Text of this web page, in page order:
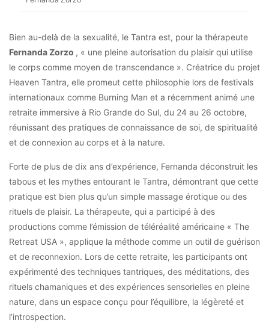
Bien au-delà de la sexualité, le Tantra est, pour la thérapeute
Fernanda Zorzo , « une pleine autorisation du plaisir qui utilise
le corps comme moyen de transcendance ». Créatrice du projet
Heaven Tantra, elle promeut cette philosophie lors de festivals
internationaux comme Burning Man et a récemment animé une
retraite immersive à Rio Grande do Sul, du 24 au 26 octobre,
réunissant des pratiques de connaissance de soi, de spiritualité
et de connexion au corps et à la nature.
Forte de plus de dix ans d’expérience, Fernanda déconstruit les
tabous et les mythes entourant le Tantra, démontrant que cette
pratique est bien plus qu’un simple massage érotique ou des
rituels de plaisir. La thérapeute, qui a participé à des
productions comme l’émission de téléréalité américaine « The
Retreat USA », applique la méthode comme un outil de guérison
et de reconnexion. Lors de cette retraite, les participants ont
expérimenté des techniques tantriques, des méditations, des
rituels chamaniques et des expériences sensorielles en pleine
nature, dans un espace conçu pour l’équilibre, la légèreté et
l’introspection.